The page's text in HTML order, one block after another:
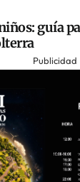
guía
Publicidad